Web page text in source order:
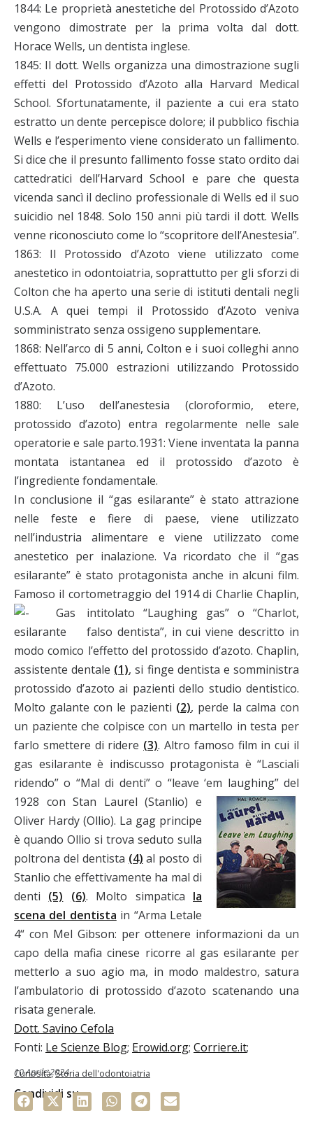
1844: Le proprietà anestetiche del Protossido d’Azoto
vengono dimostrate per la prima volta dal dott.
Horace Wells, un dentista inglese.
1845: Il dott. Wells organizza una dimostrazione sugli
effetti del Protossido d’Azoto alla Harvard Medical
School. Sfortunatamente, il paziente a cui era stato
estratto un dente percepisce dolore; il pubblico fischia
Wells e l’esperimento viene considerato un fallimento.
Si dice che il presunto fallimento fosse stato ordito dai
cattedratici dell’Harvard School e pare che questa
vicenda sancì il declino professionale di Wells ed il suo
suicidio nel 1848. Solo 150 anni più tardi il dott. Wells
venne riconosciuto come lo “scopritore dell’Anestesia”.
1863: Il Protossido d’Azoto viene utilizzato come
anestetico in odontoiatria, soprattutto per gli sforzi di
Colton che ha aperto una serie di istituti dentali negli
U.S.A. A quei tempi il Protossido d’Azoto veniva
somministrato senza ossigeno supplementare.
1868: Nell’arco di 5 anni, Colton e i suoi colleghi anno
effettuato 75.000 estrazioni utilizzando Protossido
d’Azoto.
1880: L’uso dell’anestesia (cloroformio, etere,
protossido d’azoto) entra regolarmente nelle sale
operatorie e sale parto.1931: Viene inventata la panna
montata istantanea ed il protossido d’azoto è
l’ingrediente fondamentale.
In conclusione il “gas esilarante” è stato attrazione
nelle feste e fiere di paese, viene utilizzato
nell’industria alimentare e viene utilizzato come
anestetico per inalazione. Va ricordato che il “gas
esilarante” è stato protagonista anche in alcuni film.
Famoso il cortometraggio del 1914 di Charlie Chaplin,
intitolato “Laughing gas” o “Charlot,
falso dentista”, in cui viene descritto in
modo comico l’effetto del protossido d’azoto. Chaplin,
assistente dentale (1), si finge dentista e somministra
protossido d’azoto ai pazienti dello studio dentistico.
Molto galante con le pazienti (2), perde la calma con
un paziente che colpisce con un martello in testa per
farlo smettere di ridere (3). Altro famoso film in cui il
gas esilarante è indiscusso protagonista è “Lasciali
ridendo” o “Mal di denti” o “leave ‘em laughing”del
1928 con Stan Laurel (Stanlio) e
Oliver Hardy (Ollio). La gag principe
è quando Ollio si trova seduto sulla
poltrona del dentista (4) al posto di
Stanlio che effettivamente ha mal di
denti (5) (6). Molto simpatica la
scena del dentista in “Arma Letale
4“ con Mel Gibson: per ottenere informazioni da un
capo della mafia cinese ricorre al gas esilarante per
metterlo a suo agio ma, in modo maldestro, satura
l’ambulatorio di protossido d’azoto scatenando una
risata generale.
Dott. Savino Cefola
Fonti: Le Scienze Blog; Erowid.org; Corriere.it;
10 Aprile 2024
Curiosità,Storia dell'odontoiatria
Condividi su